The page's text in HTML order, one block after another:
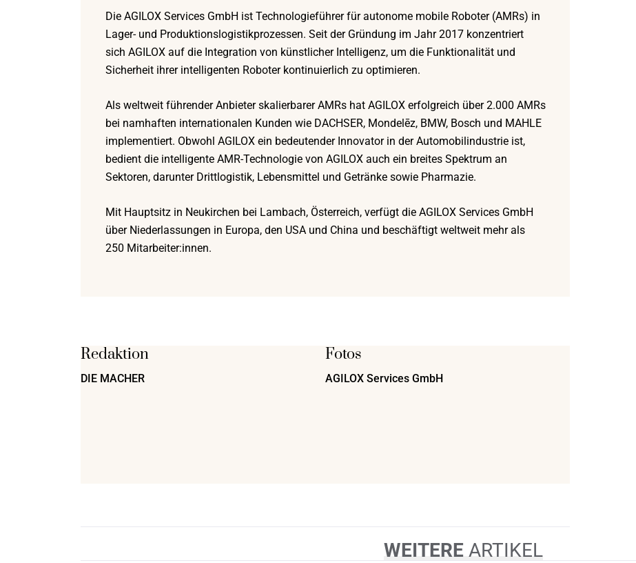
Die AGILOX Services GmbH ist Technologieführer für autonome mobile Roboter (AMRs) in
Lager- und Produktionslogistikprozessen. Seit der Gründung im Jahr 2017 konzentriert
sich AGILOX auf die Integration von künstlicher Intelligenz, um die Funktionalität und
Sicherheit ihrer intelligenten Roboter kontinuierlich zu optimieren.
Als weltweit führender Anbieter skalierbarer AMRs hat AGILOX erfolgreich über 2.000 AMRs
bei namhaften internationalen Kunden wie DACHSER, Mondelēz, BMW, Bosch und MAHLE
implementiert. Obwohl AGILOX ein bedeutender Innovator in der Automobilindustrie ist,
bedient die intelligente AMR-Technologie von AGILOX auch ein breites Spektrum an
Sektoren, darunter Drittlogistik, Lebensmittel und Getränke sowie Pharmazie.
Mit Hauptsitz in Neukirchen bei Lambach, Österreich, verfügt die AGILOX Services GmbH
über Niederlassungen in Europa, den USA und China und beschäftigt weltweit mehr als
250 Mitarbeiter:innen.
Redaktion
DIE MACHER
Fotos
AGILOX Services GmbH
WEITEREARTIKEL